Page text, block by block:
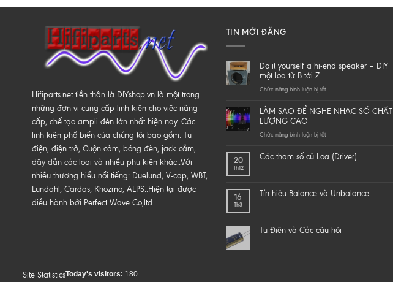
Hifiparts.net tiền thân là DIYshop.vn là một trong
những đơn vị cung cấp linh kiện cho việc nâng
cấp, chế tạo ampli đèn lớn nhất hiện nay. Các
linh kiện phổ biến của chúng tôi bao gồm: Tụ
điện, điện trở, Cuộn cảm, bóng đèn, jack cắm,
dây dẫn các loại và nhiều phụ kiện khác..Với
nhiều thương hiểu nổi tiếng: Duelund, V-cap, WBT,
Lundahl, Cardas, Khozmo, ALPS..Hiện tại được
điều hành bởi Perfect Wave Co,ltd
TIN MỚI ĐĂNG
Do it yourself a hi-end speaker – DIY
một loa từ B tới Z
Chức năng bình luận bị tắtở
it
hi-
speaker
loa
LÀM SAO ĐỂ NGHE NHẠC SỐ CHẤT
LƯỢNG CAO
Chức năng bình luận bị tắtở
SAO
SỐ
20
Th12
Các tham số củ Loa (Driver)
16
Th3
Tín hiệu Balance và Unbalance
Tụ Điện và Các câu hỏi
Site StatisticsToday's visitors: 180